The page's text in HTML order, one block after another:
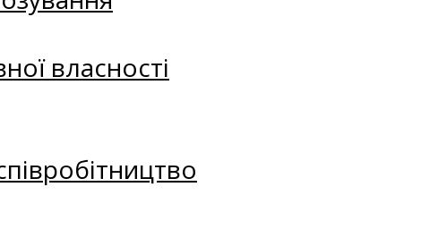
власності